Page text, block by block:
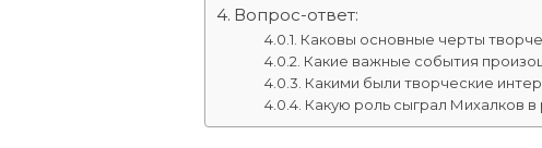
Вопрос-ответ:
Каковы основные черты
Какие важные события
Какими были творческие
Какую роль сыграл Михалков в